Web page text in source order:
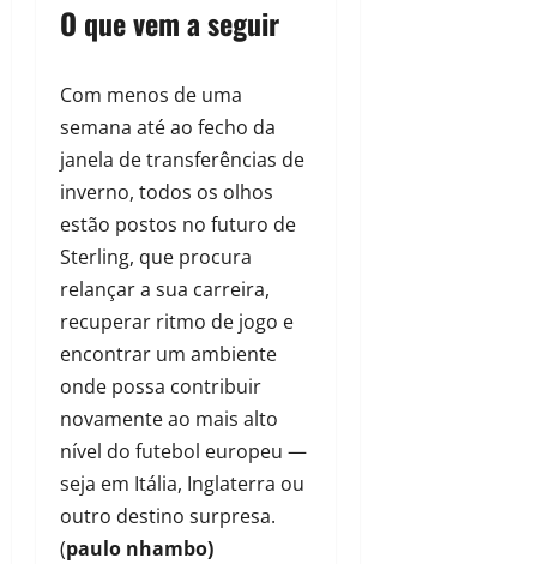
O que vem a seguir
Com menos de uma
semana até ao fecho da
janela de transferências de
inverno, todos os olhos
estão postos no futuro de
Sterling, que procura
relançar a sua carreira,
recuperar ritmo de jogo e
encontrar um ambiente
onde possa contribuir
novamente ao mais alto
nível do futebol europeu —
seja em Itália, Inglaterra ou
outro destino surpresa.
(paulo nhambo)